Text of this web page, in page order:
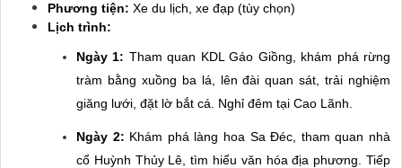
Phương tiện: Xe du lịch, xe đạp (tùy chọn)
Lịch trình:
Ngày 1: Tham quan KDL Gáo Giồng, khám phá rừng
tràm bằng xuồng ba lá, lên đài quan sát, trải nghiệm
giăng lưới, đặt lờ bắt cá. Nghỉ đêm tại Cao Lãnh.
Ngày 2: Khám phá làng hoa Sa Đéc, tham quan nhà
cổ Huỳnh Thủy Lê, tìm hiểu văn hóa địa phương. Tiếp